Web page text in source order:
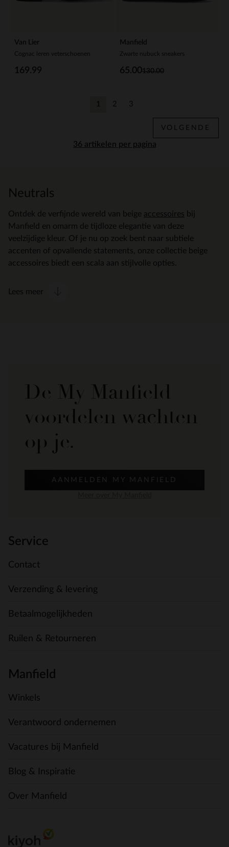
Van Lier
Cognac leren veterschoenen
169.99
Manfield
Zwarte nubuck sneakers
130.00
65.00
per pagina
1 2 3
VOLGENDE
Neutrals
Ontdek de verfijnde wereld van beige accessoires bij
Manfield en omarm de tijdloze elegantie van deze
veelzijdige kleur. Of je nu op zoek bent naar subtiele
accenten of opvallende statements, onze collectie beige
accessoires biedt een scala aan stijlvolle opties.
Lees meer
De My Manfield
voordelen wachten
op je.
AANMELDEN MY MANFIELD
Service
Contact
Verzending & levering
Betaalmogelijkheden
Ruilen & Retourneren
Manfield
Winkels
Verantwoord ondernemen
Vacatures bij Manfield
Blog & Inspiratie
Over Manfield